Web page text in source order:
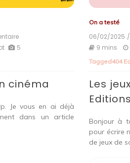
Smash
cinéma
5
cinéma
Je vous en ai déjà
dans un article
On a testé
06/02/2025
9 mins
Tagged404
Les
Bonjour à
pour écrire
de jeux de